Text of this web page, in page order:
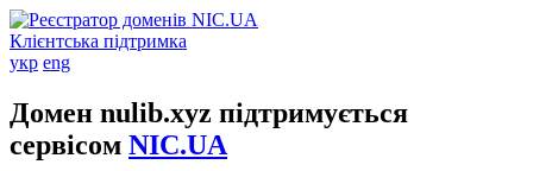
Клієнтська підтримка
укр eng
Домен nulib.xyz підтримується
сервісом NIC.UA